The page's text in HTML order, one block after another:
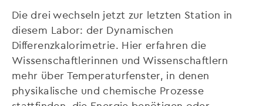
Die drei wechseln jetzt zur letzten Station in
diesem Labor: der Dynamischen
Differenzkalorimetrie. Hier erfahren die
Wissenschaftlerinnen und Wissenschaftlern
mehr über Temperaturfenster, in denen
physikalische und chemische Prozesse